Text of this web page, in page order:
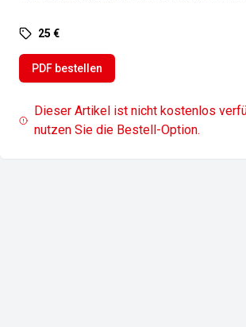
25 €
PDF bestellen
Dieser Artikel ist nicht kostenlos
nutzen Sie die Bestell-Option.